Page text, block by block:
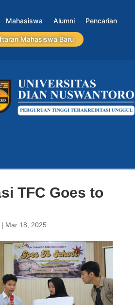
Mahasiswa Alumni Pencarian
Mahasiswa Baru
TFC Goes to
Mar 18, 2025